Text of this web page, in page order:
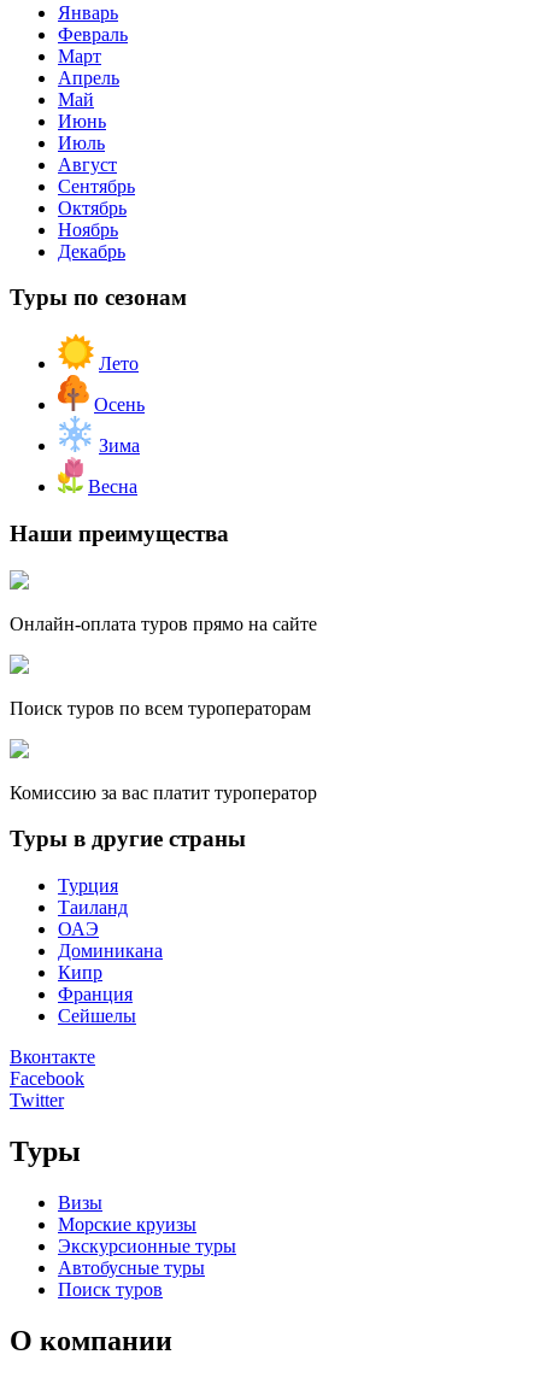
Январь
Февраль
Март
Апрель
Май
Июнь
Июль
Август
Сентябрь
Октябрь
Ноябрь
Декабрь
Туры по сезонам
Лето
Осень
Зима
Весна
Наши преимущества
Онлайн-оплата туров прямо на сайте
Поиск туров по всем туроператорам
Комиссию за вас платит туроператор
Туры в другие страны
Турция
Таиланд
ОАЭ
Доминикана
Кипр
Франция
Сейшелы
Вконтакте
Facebook
Twitter
Туры
Визы
Морские круизы
Экскурсионные туры
Автобусные туры
Поиск туров
О компании